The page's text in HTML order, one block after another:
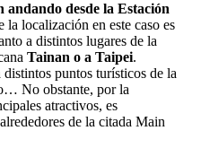
andando desde la Estación
la localización en este caso es
a distintos lugares de la
Tainan o a Taipei.
puntos turísticos de la
No obstante, por la
atractivos, es
de la citada Main